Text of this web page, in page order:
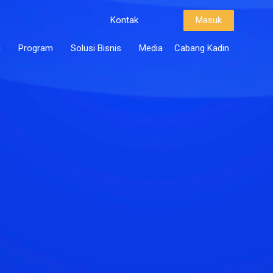
Kontak Masuk
Program Solusi Bisnis Media Cabang Kadin